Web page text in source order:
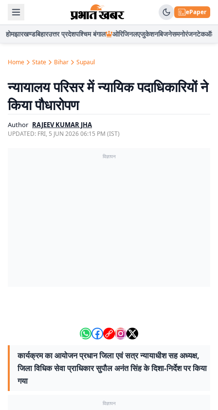
ePaper
होमझारखण्डबिहारउत्तर प्रदेशपश्चिम बंगाल ओरिजिनलएजुकेशनबिजनेसमनोरंजनटेकऑटो
Home State Bihar Supaul
न्यायालय परिसर में न्यायिक पदाधिकारियों ने
किया पौधारोपण
Author RAJEEV KUMAR JHA
UPDATED: FRI, 5 JUN 2026 06:15 PM (IST)
विज्ञापन
कार्यक्रम का आयोजन प्रधान जिला एवं सत्र न्यायाधीश सह अध्यक्ष,
जिला विधिक सेवा प्राधिकार सुपौल अनंत सिंह के दिशा-निर्देश पर किया
गया
विज्ञापन